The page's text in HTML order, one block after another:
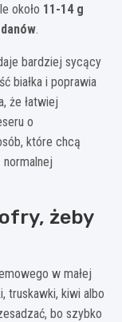
około 11-14 g
.
bardziej sycący
białka i poprawia
że łatwiej
o
które chcą
żeby
w małej
truskawki, kiwi albo
bo szybko